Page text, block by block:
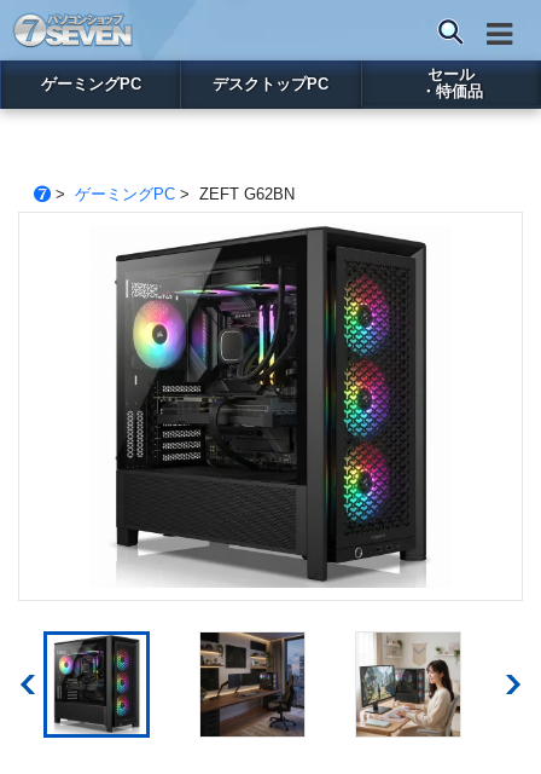
ゲーミングPC デスクトップPC
セール
・特価品
> ゲーミングPC> ZEFT G62BN